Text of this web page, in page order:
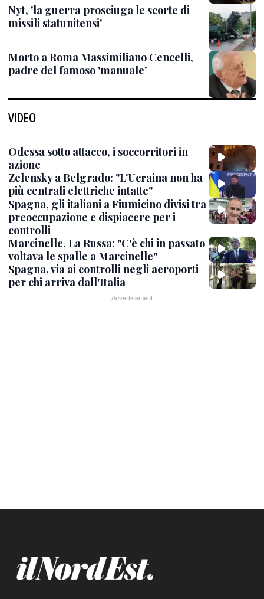
Nyt, 'la guerra prosciuga le scorte di
missili statunitensi'
Morto a Roma Massimiliano Cencelli,
padre del famoso 'manuale'
VIDEO
Odessa sotto attacco, i soccorritori in
azione
Zelensky a Belgrado: "L'Ucraina non ha
più centrali elettriche intatte"
Spagna, gli italiani a Fiumicino divisi tra
preoccupazione e dispiacere per i
controlli
Marcinelle, La Russa: "C'è chi in passato
voltava le spalle a Marcinelle"
Spagna, via ai controlli negli aeroporti
per chi arriva dall'Italia